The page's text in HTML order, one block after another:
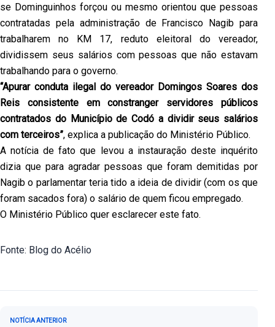
se Dominguinhos forçou ou mesmo orientou que pessoas
contratadas pela administração de Francisco Nagib para
trabalharem no KM 17, reduto eleitoral do vereador,
dividissem seus salários com pessoas que não estavam
trabalhando para o governo.
“Apurar conduta ilegal do vereador Domingos Soares dos
Reis consistente em constranger servidores públicos
contratados do Município de Codó a dividir seus salários
com terceiros”, explica a publicação do Ministério Público.
A notícia de fato que levou a instauração deste inquérito
dizia que para agradar pessoas que foram demitidas por
Nagib o parlamentar teria tido a ideia de dividir (com os que
foram sacados fora) o salário de quem ficou empregado.
O Ministério Público quer esclarecer este fato.
Fonte: Blog do Acélio
Navegação de Post
NOTÍCIA ANTERIOR